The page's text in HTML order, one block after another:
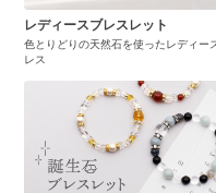
レディースブレスレット
色とりどりの天然石を使ったレディー
レス